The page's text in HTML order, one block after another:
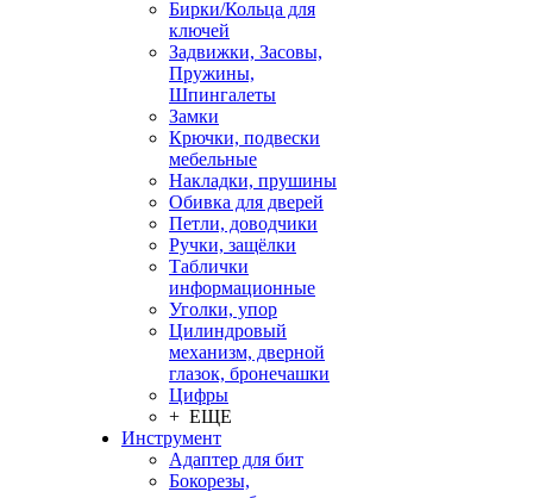
Бирки/Кольца для
ключей
Задвижки, Засовы,
Пружины,
Шпингалеты
Замки
Крючки, подвески
мебельные
Накладки, прушины
Обивка для дверей
Петли, доводчики
Ручки, защёлки
Таблички
информационные
Уголки, упор
Цилиндровый
механизм, дверной
глазок, бронечашки
Цифры
+ ЕЩЕ
Инструмент
Адаптер для бит
Бокорезы,